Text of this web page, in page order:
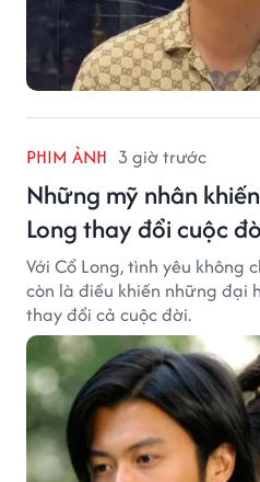
PHIM ẢNH 3 giờ trước
Những mỹ nhân
Long thay đổi cuộc
Với Cổ Long, tình yêu không
còn là điều khiến những đại
thay đổi cả cuộc đời.